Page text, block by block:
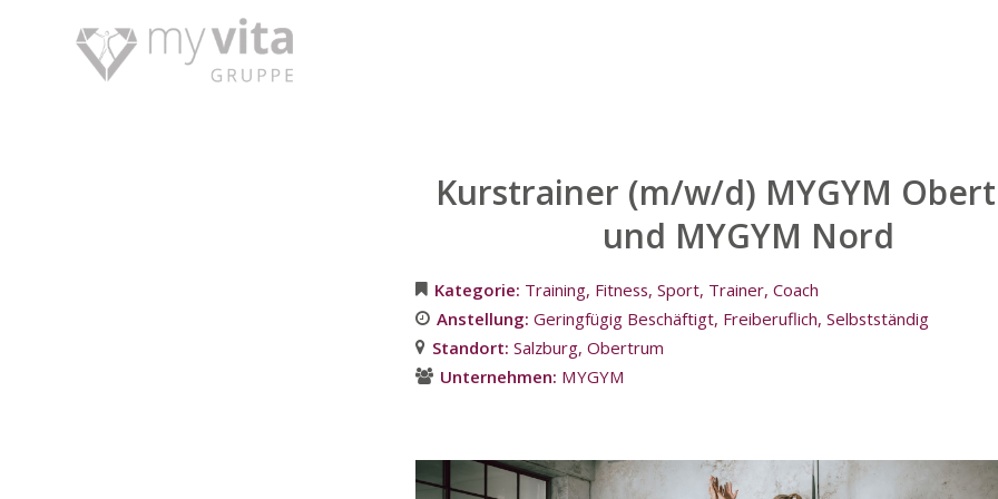
Kurstrainer (m/w/d) MYGYM
und MYGYM Nord
Kategorie: Training Fitness Sport Trainer Coach
Anstellung: Geringfügig Beschäftigt Freiberuflich Selbstständig
Standort: Salzburg Obertrum
Unternehmen: MYGYM